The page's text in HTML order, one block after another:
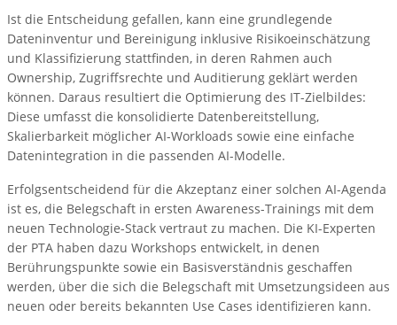
Ist die Entscheidung gefallen, kann eine grundlegende
Dateninventur und Bereinigung inklusive Risikoeinschätzung
und Klassifizierung stattfinden, in deren Rahmen auch
Ownership, Zugriffsrechte und Auditierung geklärt werden
können. Daraus resultiert die Optimierung des IT-Zielbildes:
Diese umfasst die konsolidierte Datenbereitstellung,
Skalierbarkeit möglicher AI-Workloads sowie eine einfache
Datenintegration in die passenden AI-Modelle.
Erfolgsentscheidend für die Akzeptanz einer solchen AI-Agenda
ist es, die Belegschaft in ersten Awareness-Trainings mit dem
neuen Technologie-Stack vertraut zu machen. Die KI-Experten
der PTA haben dazu Workshops entwickelt, in denen
Berührungspunkte sowie ein Basisverständnis geschaffen
werden, über die sich die Belegschaft mit Umsetzungsideen aus
neuen oder bereits bekannten Use Cases identifizieren kann.